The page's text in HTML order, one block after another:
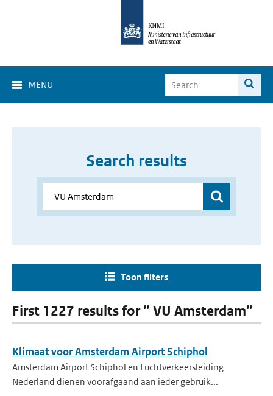
MENU
Search results
Toon filters
First 1227 results for ” VU Amsterdam”
Klimaat voor Amsterdam Airport Schiphol
Amsterdam Airport Schiphol en Luchtverkeersleiding
Nederland dienen voorafgaand aan ieder gebruik...